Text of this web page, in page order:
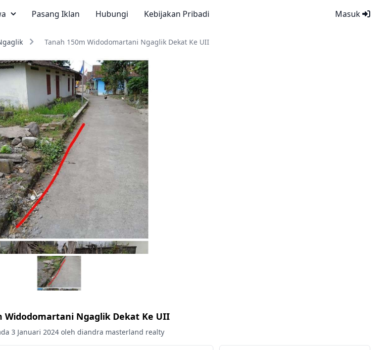
Masuk
Pasang Iklan Hubungi Kebijakan Pribadi
Tanah 150m Widodomartani Ngaglik Dekat Ke UII
Widodomartani Ngaglik Dekat Ke UII
3 Januari 2024 oleh diandra masterland realty